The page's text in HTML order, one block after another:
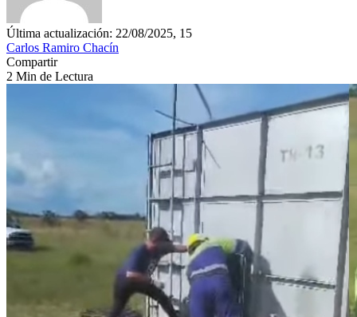
Última actualización: 22/08/2025, 15
Carlos Ramiro Chacín
Compartir
2 Min de Lectura